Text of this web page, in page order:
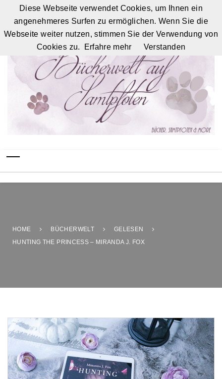
HOME BÜCHERWELT
GELESEN
HUNTING THE PRINCESS – MIRANDA J. FOX
Diese Webseite verwendet Cookies, um Ihnen ein
angenehmeres Surfen zu ermöglichen. Wenn Sie die
Webseite weiter nutzen, stimmen Sie der Verwendung von
Cookies zu.
Erfahre mehr Verstanden